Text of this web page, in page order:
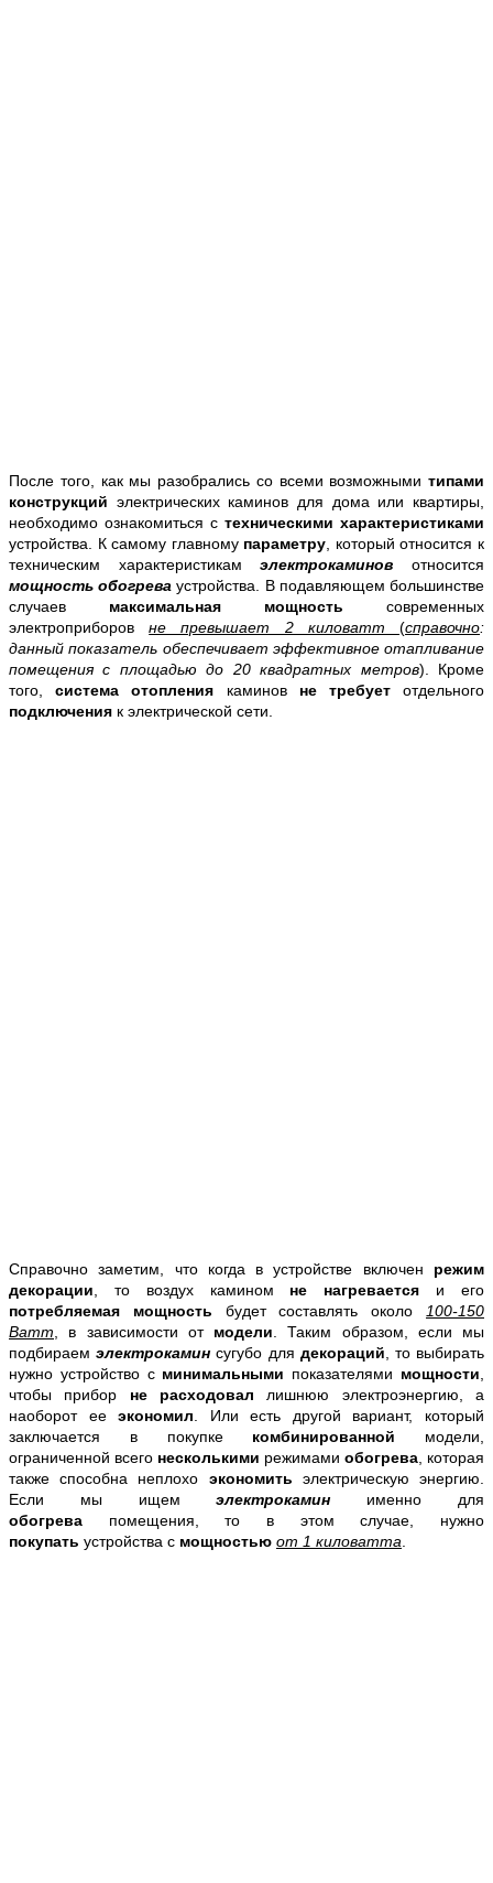
После того, как мы разобрались со всеми возможными типами
конструкций электрических каминов для дома или квартиры,
необходимо ознакомиться с техническими характеристиками
устройства. К самому главному параметру , который относится к
техническим характеристикамэлектрокаминовотносится
мощность обогрева устройства. В подавляющем большинстве
случаев максимальная мощность современных
электроприборовне превышает 2 киловатт(справочно:
данный показатель обеспечивает эффективное отапливание
помещения с площадью до 20 квадратных метров). Кроме
того,система отопления каминов не требуетотдельного
подключения к электрической сети.
Справочно заметим, что когда в устройстве включен режим
декорации , то воздух камином не нагревается и его
потребляемая мощность будет составлять около
100-150
Ватт , в зависимости от модели . Таким образом, если мы
подбираемэлектрокаминсугубо для декораций , то выбирать
нужно устройство с минимальными показателями мощности
чтобы прибор не расходовал лишнюю электроэнергию, а
наоборот ееэкономил . Или есть другой вариант, который
заключается в покупке комбинированной модели,
ограниченной всего несколькими режимами обогрева , которая
также способна неплохо экономить электрическую энергию.
Если мы ищемэлектрокамин именно для
обогрева помещения, то в этом случае, нужно
покупать устройства с мощностью от 1 киловатта